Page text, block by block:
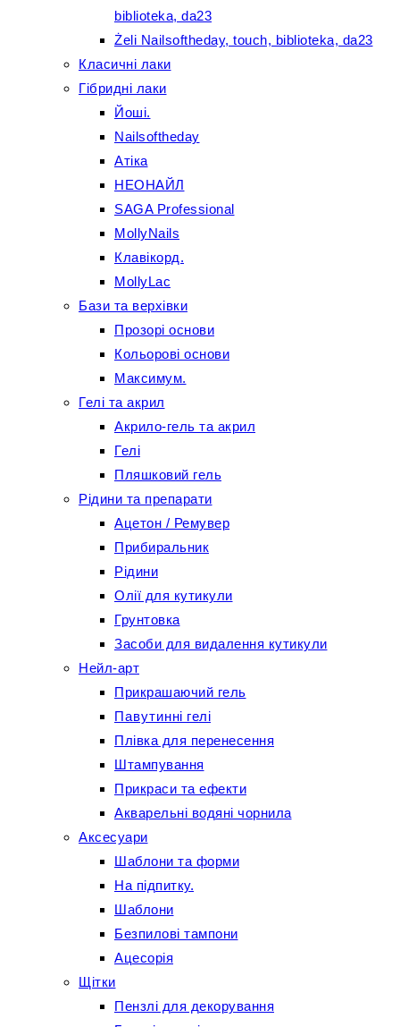
biblioteka, da23
Żeli Nailsoftheday, touch, biblioteka, da23
Класичні лаки
Гібридні лаки
Йоші.
Nailsoftheday
Атіка
НЕОНАЙЛ
SAGA Professional
MollyNails
Клавікорд.
MollyLac
Бази та верхівки
Прозорі основи
Кольорові основи
Максимум.
Гелі та акрил
Акрило-гель та акрил
Гелі
Пляшковий гель
Рідини та препарати
Ацетон / Ремувер
Прибиральник
Рідини
Олії для кутикули
Грунтовка
Засоби для видалення кутикули
Нейл-арт
Прикрашаючий гель
Павутинні гелі
Плівка для перенесення
Штампування
Прикраси та ефекти
Акварельні водяні чорнила
Аксесуари
Шаблони та форми
На підпитку.
Шаблони
Безпилові тампони
Ацесорія
Щітки
Пензлі для декорування